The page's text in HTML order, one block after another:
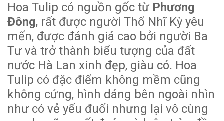
Hoa Tulip có nguồn gốc từ Phương
Đông, rất được người Thổ Nhĩ Kỳ yêu
mến, được đánh giá cao bởi người Ba
Tư và trở thành biểu tượng của đất
nước Hà Lan xinh đẹp, giàu có. Hoa
Tulip có đặc điểm không mềm cũng
không cứng, hình dáng bên ngoài nhìn
như có vẻ yếu đuối nhưng lại vô cùng